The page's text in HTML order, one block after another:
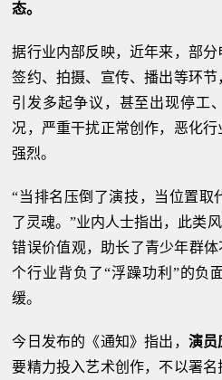
态。
据行业内部反映，近年来，部分
签约、拍摄、宣传、播出等环
引发多起争议，甚至出现停工
况，严重干扰正常创作，恶化
强烈。
“当排名压倒了演技，当位置取
了灵魂。”业内人士指出，此类
错误价值观，助长了青少年群
个行业背负了“浮躁功利”的负
缓。
今日发布的《通知》指出， 演员
要精力投入艺术创作，不以署